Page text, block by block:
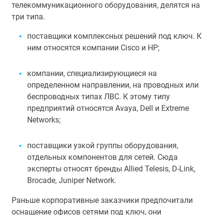
телекоммуникационного оборудования, делятся на
три типа.
поставщики комплексных решений под ключ. К
ним относятся компании Cisco и HP;
компании, специализирующиеся на
определенном направлении, на проводных или
беспроводных типах ЛВС. К этому типу
предприятий относятся Avaya, Dell и Extreme
Networks;
поставщики узкой группы оборудования,
отдельных компонентов для сетей. Сюда
эксперты относят бренды Allied Telesis, D-Link,
Brocade, Juniper Network.
Раньше корпоративные заказчики предпочитали
оснащение офисов сетями под ключ, они